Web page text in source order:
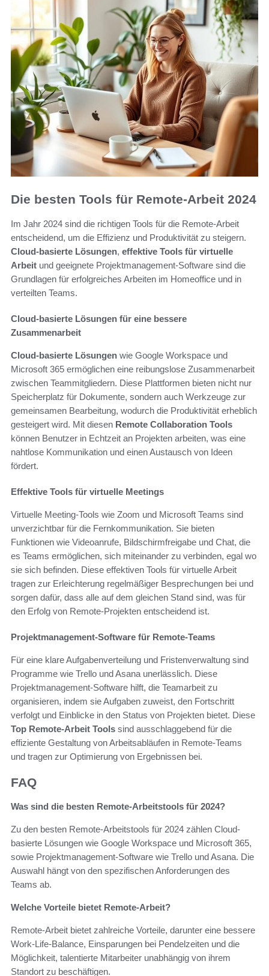
Die besten Tools für Remote-Arbeit 2024
Im Jahr 2024 sind die richtigen Tools für die Remote-Arbeit
entscheidend, um die Effizienz und Produktivität zu steigern.
Cloud-basierte Lösungen, effektive Tools für virtuelle
Arbeit und geeignete Projektmanagement-Software sind die
Grundlagen für erfolgreiches Arbeiten im Homeoffice und in
verteilten Teams.
Cloud-basierte Lösungen für eine bessere
Zusammenarbeit
Cloud-basierte Lösungen wie Google Workspace und
Microsoft 365 ermöglichen eine reibungslose Zusammenarbeit
zwischen Teammitgliedern. Diese Plattformen bieten nicht nur
Speicherplatz für Dokumente, sondern auch Werkzeuge zur
gemeinsamen Bearbeitung, wodurch die Produktivität erheblich
gesteigert wird. Mit diesen Remote Collaboration Tools
können Benutzer in Echtzeit an Projekten arbeiten, was eine
nahtlose Kommunikation und einen Austausch von Ideen
fördert.
Effektive Tools für virtuelle Meetings
Virtuelle Meeting-Tools wie Zoom und Microsoft Teams sind
unverzichtbar für die Fernkommunikation. Sie bieten
Funktionen wie Videoanrufe, Bildschirmfreigabe und Chat, die
es Teams ermöglichen, sich miteinander zu verbinden, egal wo
sie sich befinden. Diese effektiven Tools für virtuelle Arbeit
tragen zur Erleichterung regelmäßiger Besprechungen bei und
sorgen dafür, dass alle auf dem gleichen Stand sind, was für
den Erfolg von Remote-Projekten entscheidend ist.
Projektmanagement-Software für Remote-Teams
Für eine klare Aufgabenverteilung und Fristenverwaltung sind
Programme wie Trello und Asana unerlässlich. Diese
Projektmanagement-Software hilft, die Teamarbeit zu
organisieren, indem sie Aufgaben zuweist, den Fortschritt
verfolgt und Einblicke in den Status von Projekten bietet. Diese
Top Remote-Arbeit Tools sind ausschlaggebend für die
effiziente Gestaltung von Arbeitsabläufen in Remote-Teams
und tragen zur Optimierung von Ergebnissen bei.
FAQ
Was sind die besten Remote-Arbeitstools für 2024?
Zu den besten Remote-Arbeitstools für 2024 zählen Cloud-
basierte Lösungen wie Google Workspace und Microsoft 365,
sowie Projektmanagement-Software wie Trello und Asana. Die
Auswahl hängt von den spezifischen Anforderungen des
Teams ab.
Welche Vorteile bietet Remote-Arbeit?
Remote-Arbeit bietet zahlreiche Vorteile, darunter eine bessere
Work-Life-Balance, Einsparungen bei Pendelzeiten und die
Möglichkeit, talentierte Mitarbeiter unabhängig von ihrem
Standort zu beschäftigen.